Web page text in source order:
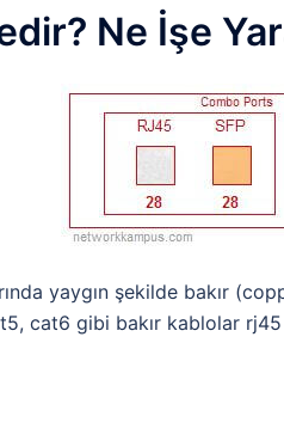
Ne İşe
yaygın şekilde bakır
cat6 gibi bakır kablolar